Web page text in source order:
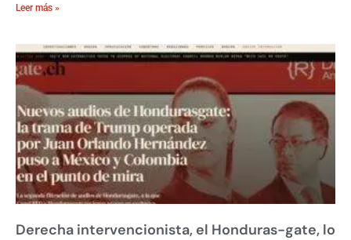
Leer más »
Derecha intervencionista, el Honduras-gate, lo